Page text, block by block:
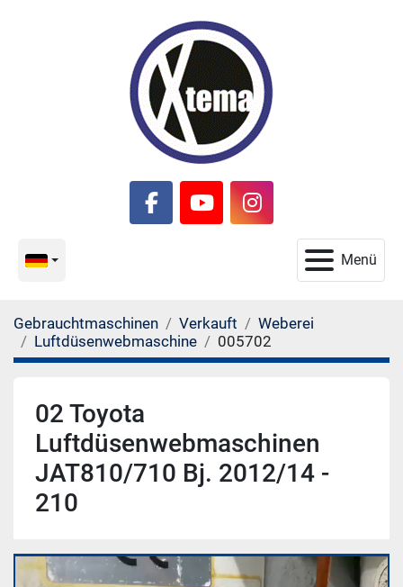
facebook
youtubeinstagram
Menü
Gebrauchtmaschinen Verkauft
Weberei
Luftdüsenwebmaschine
005702
02 Toyota
Luftdüsenwebmaschinen
JAT810/710 Bj. 2012/14 -
210